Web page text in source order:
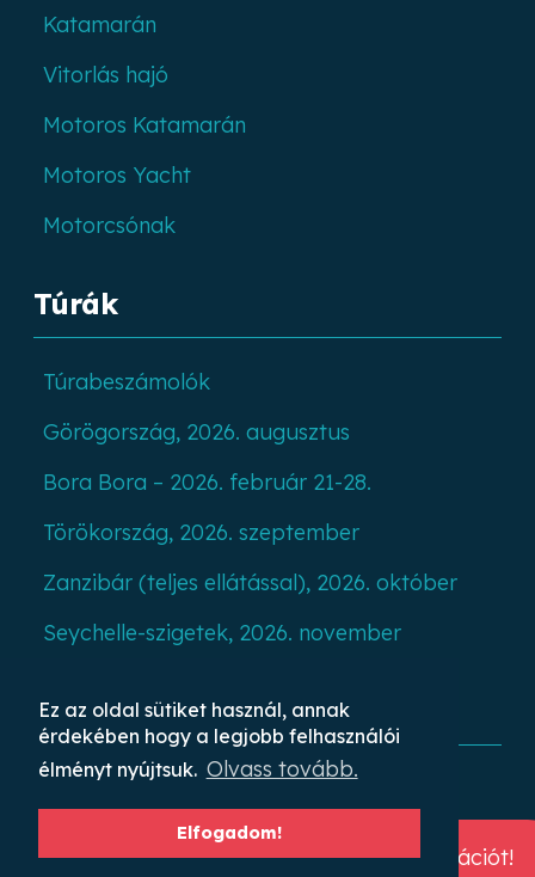
Ez az oldal sütiket használ, annak
érdekében hogy a legjobb felhasználói
élményt nyújtsuk. Olvass tovább.
Elfogadom!
Kérj ingyenes konzultációt!
Katamarán
Vitorlás hajó
Motoros Katamarán
Motoros Yacht
Motorcsónak
Túrák
Túrabeszámolók
Görögország, 2026. augusztus
Bora Bora – 2026. február 21-28.
Törökország, 2026. szeptember
Zanzibár (teljes ellátással), 2026. október
Seychelle-szigetek, 2026. november
Ajánlatkérés
Rendezvények
Hajózás kapitánnyal